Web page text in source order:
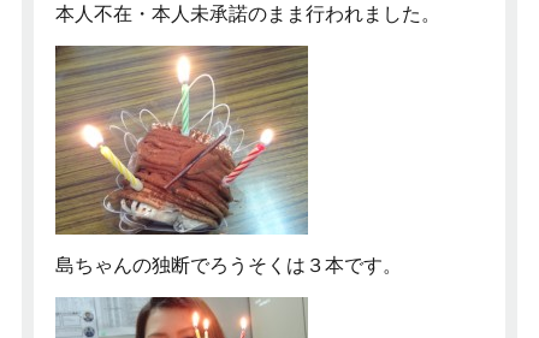
本人不在・本人未承諾のまま行われました。
島ちゃんの独断でろうそくは３本です。